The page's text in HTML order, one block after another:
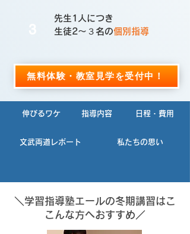
先生1人につき
生徒2〜３名の個別指導
無料体験・教室見学を受付中！
伸びるワケ 指導内容 日程・費用
文武両道レポート 私たちの思い
＼学習指導塾エールの冬期講習はこ
こんな方へおすすめ／